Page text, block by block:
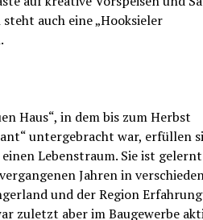
auch eine „Hooksieler
Haus“, in dem bis zum Herbst
untergebracht war, erfüllen
Lebenstraum. Sie ist
Jahren in
und der Region
zuletzt aber im Baugewerbe